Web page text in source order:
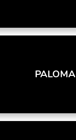
PALOMA